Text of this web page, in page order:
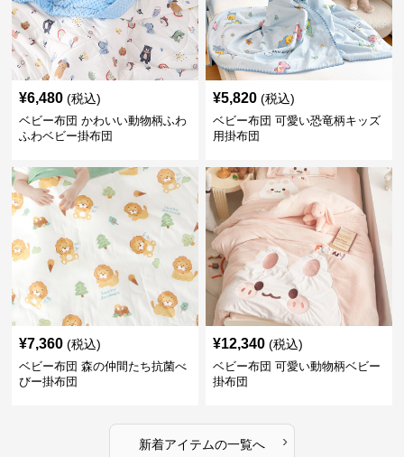
¥6,480 (税込)
ベビー布団 かわいい動物柄ふわ
ふわベビー掛布団
¥5,820 (税込)
ベビー布団 可愛い恐竜柄キッズ
用掛布団
¥7,360 (税込)
ベビー布団 森の仲間たち抗菌べ
びー掛布団
¥12,340 (税込)
ベビー布団 可愛い動物柄ベビー
掛布団
新着アイテムの一覧へ ›